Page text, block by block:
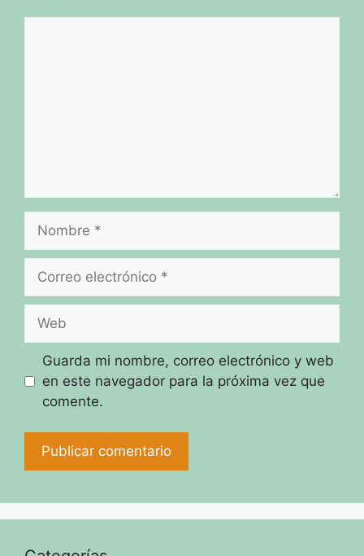
electrónico
Guarda mi nombre, correo electrónico y web
en este navegador para la próxima vez que
comente.